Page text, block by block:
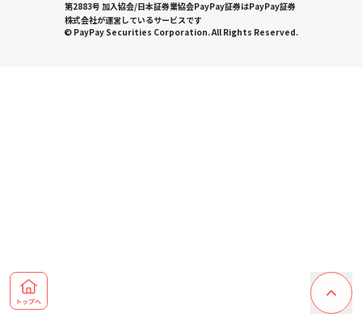
第2883号 加入協会/日本証券業協会PayPay証券はPayPay証券
株式会社が運営しているサービスです
© PayPay Securities Corporation. All Rights Reserved.